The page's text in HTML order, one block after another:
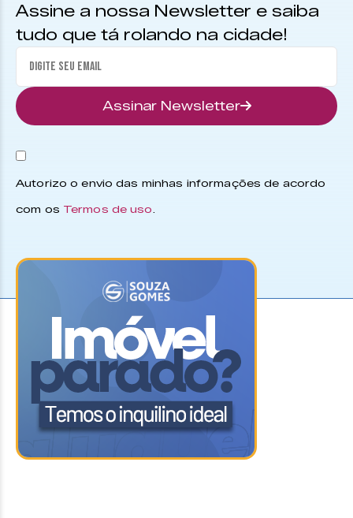
Assine a nossa Newsletter e saiba
tudo que tá rolando na cidade!
Assinar Newsletter
Autorizo o envio das minhas informações de acordo
com os Termos de uso